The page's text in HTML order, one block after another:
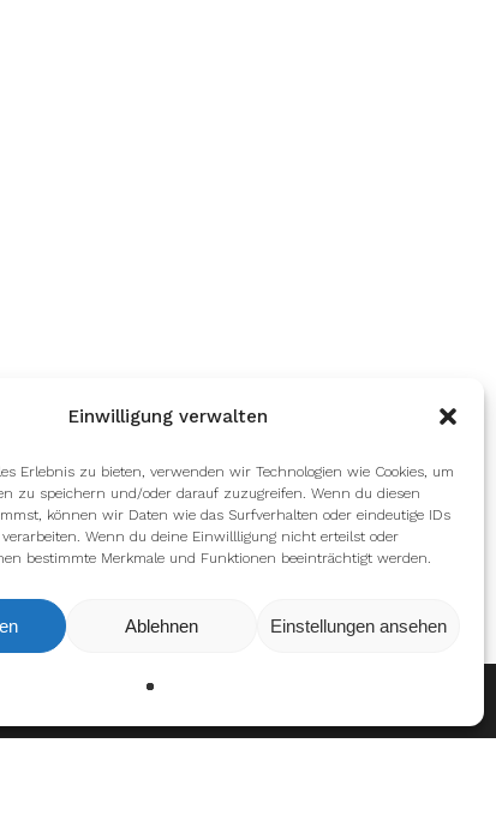
Einwilligung verwalten
Erlebnis zu bieten, verwenden wir Technologien wie Cookies, um
zu speichern und/oder darauf zuzugreifen. Wenn du diesen
können wir Daten wie das Surfverhalten oder eindeutige IDs
verarbeiten. Wenn du deine Einwillligung nicht erteilst oder
bestimmte Merkmale und Funktionen beeinträchtigt werden.
Ablehnen Einstellungen ansehen